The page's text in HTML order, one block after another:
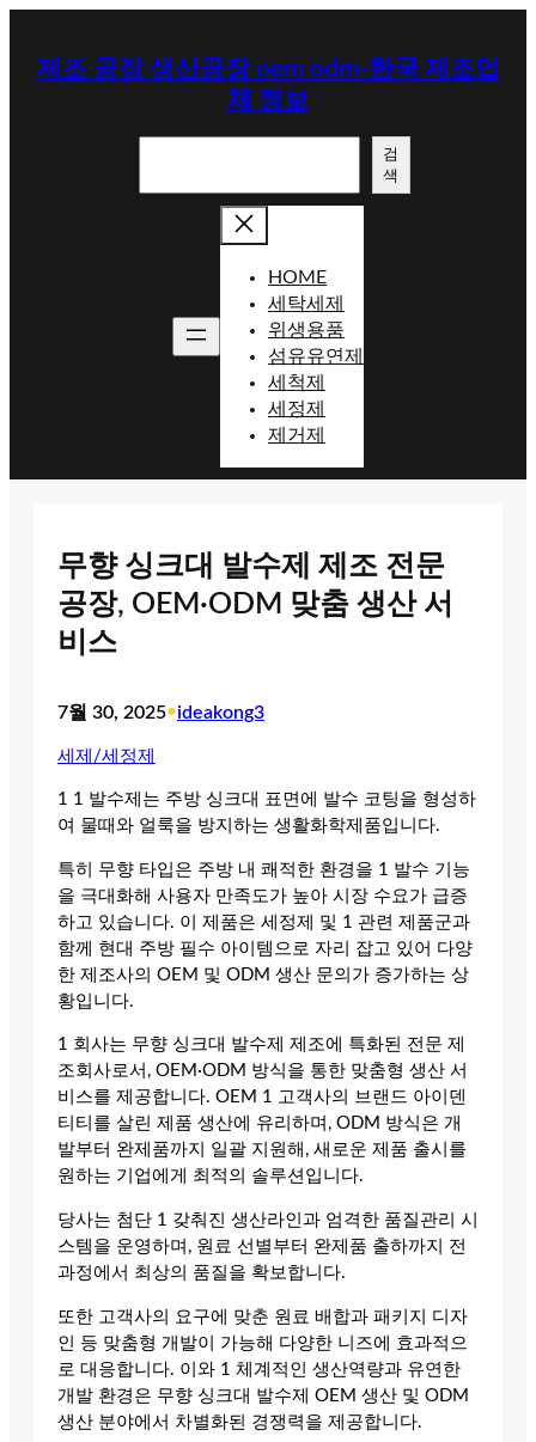
제조 공장 생산공장 oem odm-한국 제조업
체 정보
검
색
HOME
세탁세제
위생용품
섬유유연제
세척제
세정제
제거제
무향 싱크대 발수제 제조 전문
공장, OEM·ODM 맞춤 생산 서
비스
7월 30, 2025•ideakong3
세제/세정제
1 1 발수제는 주방 싱크대 표면에 발수 코팅을 형성하
여 물때와 얼룩을 방지하는 생활화학제품입니다.
특히 무향 타입은 주방 내 쾌적한 환경을 1 발수 기능
을 극대화해 사용자 만족도가 높아 시장 수요가 급증
하고 있습니다. 이 제품은 세정제 및 1 관련 제품군과
함께 현대 주방 필수 아이템으로 자리 잡고 있어 다양
한 제조사의 OEM 및 ODM 생산 문의가 증가하는 상
황입니다.
1 회사는 무향 싱크대 발수제 제조에 특화된 전문 제
조회사로서, OEM·ODM 방식을 통한 맞춤형 생산 서
비스를 제공합니다. OEM 1 고객사의 브랜드 아이덴
티티를 살린 제품 생산에 유리하며, ODM 방식은 개
발부터 완제품까지 일괄 지원해, 새로운 제품 출시를
원하는 기업에게 최적의 솔루션입니다.
당사는 첨단 1 갖춰진 생산라인과 엄격한 품질관리 시
스템을 운영하며, 원료 선별부터 완제품 출하까지 전
과정에서 최상의 품질을 확보합니다.
또한 고객사의 요구에 맞춘 원료 배합과 패키지 디자
인 등 맞춤형 개발이 가능해 다양한 니즈에 효과적으
로 대응합니다. 이와 1 체계적인 생산역량과 유연한
개발 환경은 무향 싱크대 발수제 OEM 생산 및 ODM
생산 분야에서 차별화된 경쟁력을 제공합니다.